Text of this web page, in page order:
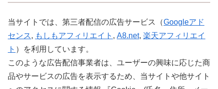
当サイトでは、第三者配信の広告サービス（Googleアド
センス, もしもアフィリエイト , A8.net, 楽天アフィリエイ
ト ）を利用しています。
このような広告配信事業者は、ユーザーの興味に応じた商
品やサービスの広告を表示するため、当サイトや他サイト